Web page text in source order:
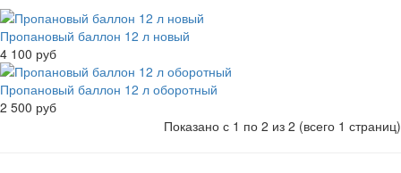
Пропановый баллон 12 л новый
4 100 руб
Пропановый баллон 12 л оборотный
2 500 руб
Показано с 1 по 2 из 2 (всего 1 страниц)